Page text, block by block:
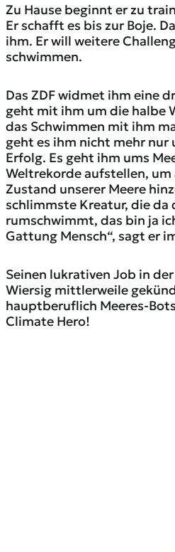
Zu Hause beginnt er zu
Er schafft es bis zur Boje.
ihm. Er will weitere
schwimmen.
Das ZDF widmet ihm eine
geht mit ihm um die halbe
das Schwimmen mit ihm
geht es ihm nicht mehr nur
Erfolg. Es geht ihm ums
Weltrekorde aufstellen,
Zustand unserer Meere
schlimmste Kreatur, die da
rumschwimmt, das bin ja
Gattung Mensch“, sagt er
Seinen lukrativen Job in
Wiersig mittlerweile
hauptberuflich Meeres-
Climate Hero!